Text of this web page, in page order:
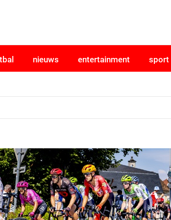
nieuws entertainment sport